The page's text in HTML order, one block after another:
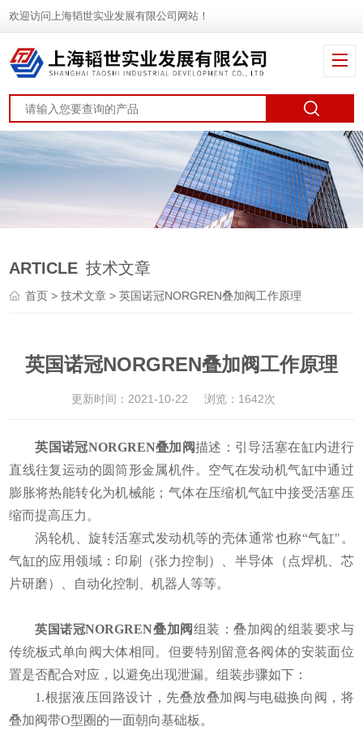
欢迎访问上海韬世实业发展有限公司网站！
ARTICLE 技术文章
首页 >技术文章 > 英国诺冠NORGREN叠加阀工作原理
英国诺冠NORGREN叠加阀工作原理
更新时间：2021-10-22 浏览：1642次
英国诺冠NORGREN叠加阀描述：引导活塞在缸内进行
直线往复运动的圆筒形金属机件。空气在发动机气缸中通过
膨胀将热能转化为机械能；气体在压缩机气缸中接受活塞压
缩而提高压力。
涡轮机、旋转活塞式发动机等的壳体通常也称“气缸"。
气缸的应用领域：印刷（张力控制）、半导体（点焊机、芯
片研磨）、自动化控制、机器人等等。
英国诺冠NORGREN叠加阀组装：叠加阀的组装要求与
传统板式单向阀大体相同。但要特别留意各阀体的安装面位
置是否配合对应，以避免出现泄漏。组装步骤如下：
1.根据液压回路设计，先叠放叠加阀与电磁换向阀，将
叠加阀带O型圈的一面朝向基础板。